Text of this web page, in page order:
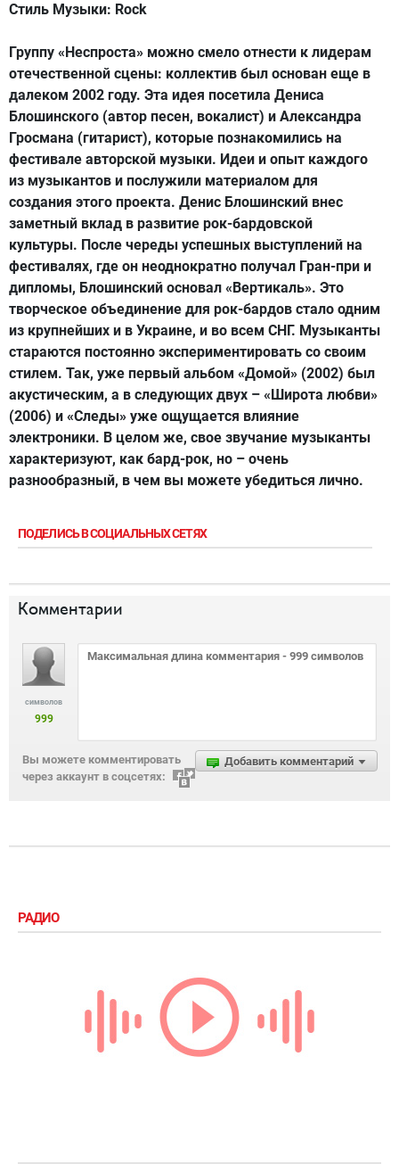
Стиль Музыки: Rock
Группу «Неспроста» можно смело отнести к лидерам
отечественной сцены: коллектив был основан еще в
далеком 2002 году. Эта идея посетила Дениса
Блошинского (автор песен, вокалист) и Александра
Гросмана (гитарист), которые познакомились на
фестивале авторской музыки. Идеи и опыт каждого
из музыкантов и послужили материалом для
создания этого проекта. Денис Блошинский внес
заметный вклад в развитие рок-бардовской
культуры. После череды успешных выступлений на
фестивалях, где он неоднократно получал Гран-при и
дипломы, Блошинский основал «Вертикаль». Это
творческое объединение для рок-бардов стало одним
из крупнейших и в Украине, и во всем СНГ. Музыканты
стараются постоянно экспериментировать со своим
стилем. Так, уже первый альбом «Домой» (2002) был
акустическим, а в следующих двух – «Широта любви»
(2006) и «Следы» уже ощущается влияние
электроники. В целом же, свое звучание музыканты
характеризуют, как бард-рок, но – очень
разнообразный, в чем вы можете убедиться лично.
ПОДЕЛИСЬ В СОЦИАЛЬНЫХ СЕТЯХ
Комментарии
символов
999
Добавить комментарий
Вы можете комментировать
через аккаунт в соцсетях:
РАДИО